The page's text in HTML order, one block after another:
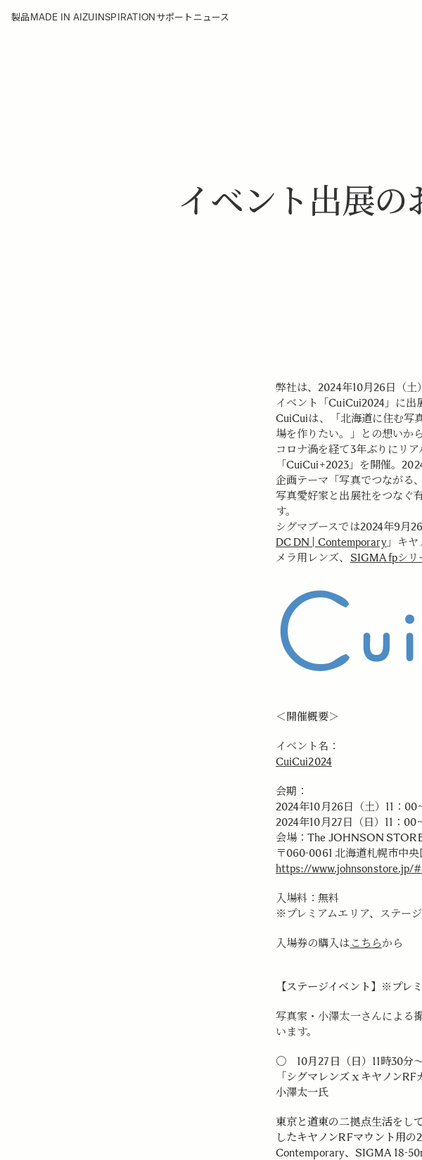
製品MADE IN AIZUINSPIRATION サポート ニュース
イベント出展の
弊社は、2024年10月26日（
イベント「CuiCui2024」に出
CuiCuiは、
「 北海道に住む写
場を作りたい。」
との想いか
コロナ渦を経て3年ぶりにリ
「CuiCui+2023」を開催。
企画テーマ「写真でつながる
写真愛好家と出展社をつなぐ
す。
シグマブースでは2024年9月
DC DN | Contemporary」キヤ
メラ用レンズ、 SIGMA fpシリ
＜開催概要＞
イベント名：
CuiCui2024
会期：
2024年10月26日（土）11：
2024年10月27日（日）11：
会場：The JOHNSON
〒060-0061 北海道札幌市中央
https://www.johnsonstore.jp/
入場料：無料
※プレミアムエリア、ステー
入場券の購入は こちらから
【ステージイベント】 ※プレミ
写真家・小澤太一さんによる
います。
〇 10月27日（日）11時30分
「シグマレンズｘキヤノン
小澤太一氏
東京と道東の二拠点生活をし
したキヤノンRFマウント用の
Contemporary、SIGMA 18-